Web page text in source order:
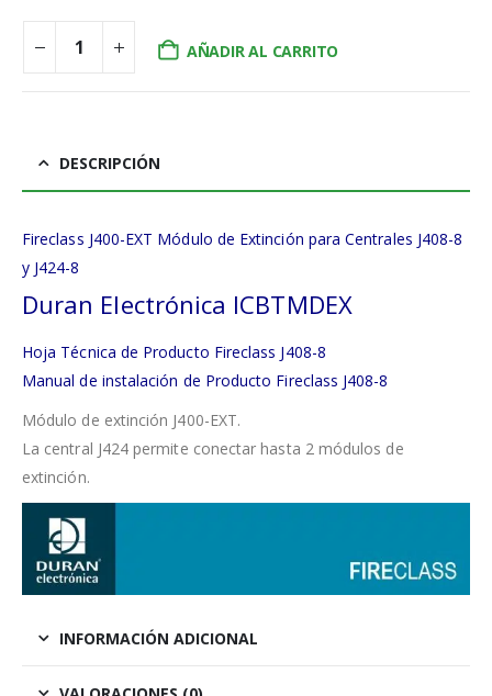
AÑADIR AL CARRITO
DESCRIPCIÓN
Fireclass J400-EXT Módulo de Extinción para Centrales J408-8
y J424-8
Duran Electrónica ICBTMDEX
Hoja Técnica de Producto Fireclass J408-8
Manual de instalación de Producto Fireclass J408-8
Módulo de extinción J400-EXT.
La central J424 permite conectar hasta 2 módulos de
extinción.
INFORMACIÓN ADICIONAL